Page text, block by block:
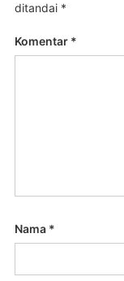
ditandai *
Komentar *
Nama *